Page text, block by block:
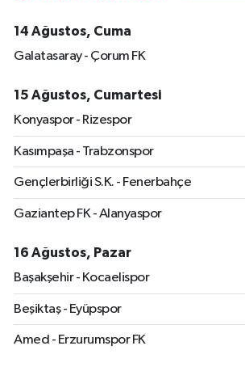
14 Ağustos, Cuma
Galatasaray - Çorum FK
15 Ağustos, Cumartesi
Konyaspor - Rizespor
Kasımpaşa - Trabzonspor
Gençlerbirliği S.K. - Fenerbahçe
Gaziantep FK - Alanyaspor
16 Ağustos, Pazar
Başakşehir - Kocaelispor
Beşiktaş - Eyüpspor
Amed - Erzurumspor FK